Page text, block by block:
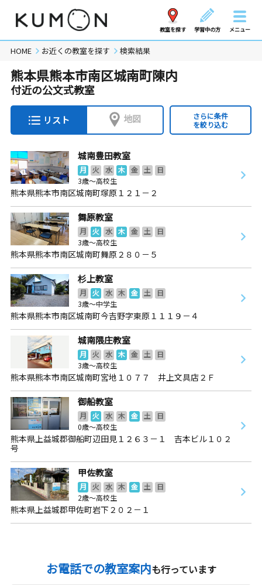
教室を探す 学習中の方 メニュー
HOME お近くの教室を探す 検索結果
熊本県熊本市南区城南町陳内
付近の公文式教室
リスト 地図
さらに条件
を絞り込む
城南豊田教室
月 火 水 木 金 土
日
3歳～高校生
熊本県熊本市南区城南町塚原１２１－２
舞原教室
月 火 水 木 金 土
日
3歳～高校生
熊本県熊本市南区城南町舞原２８０－５
杉上教室
月 火 水 木 金 土
日
3歳～中学生
熊本県熊本市南区城南町今吉野字東原１１１９－４
城南隈庄教室
月 火 水 木 金 土
日
3歳～高校生
熊本県熊本市南区城南町宮地１０７７ 井上文具店２Ｆ
御船教室
月 火 水 木 金 土
日
0歳～高校生
熊本県上益城郡御船町辺田見１２６３－１ 吉本ビル１０２
号
甲佐教室
月 火 水 木 金 土
日
2歳～高校生
熊本県上益城郡甲佐町岩下２０２－１
お電話での教室案内も行っています